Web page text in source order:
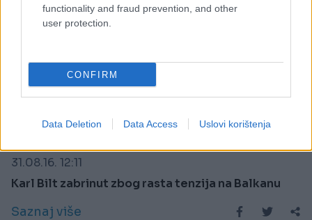
functionality and fraud prevention, and other
user protection.
CONFIRM
Data Deletion Data Access Uslovi korištenja
AKTUELNO
31.08.16. 12:11
Karl Bilt zabrinut zbog rasta tenzija na Balkanu
Saznaj više